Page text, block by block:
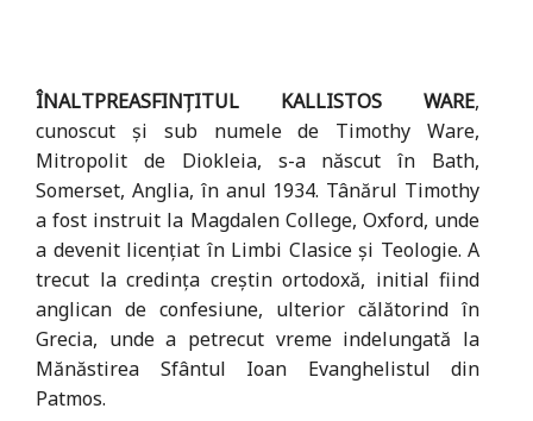
ÎNALTPREASFINȚITUL KALLISTOS WARE,
cunoscut și sub numele de Timothy Ware,
Mitropolit de Diokleia, s-a născut în Bath,
Somerset, Anglia, în anul 1934. Tânărul Timothy
a fost instruit la Magdalen College, Oxford, unde
a devenit licențiat în Limbi Clasice și Teologie. A
trecut la credința creștin ortodoxă, initial fiind
anglican de confesiune, ulterior călătorind în
Grecia, unde a petrecut vreme indelungată la
Mănăstirea Sfântul Ioan Evanghelistul din
Patmos.